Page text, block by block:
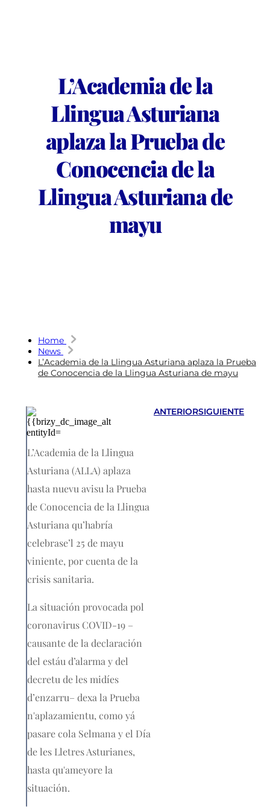
L’Academia de la
Llingua Asturiana
aplaza la Prueba de
Conocencia de la
Llingua Asturiana de
mayu
Home
News
L’Academia de la Llingua Asturiana aplaza la Prueba
de Conocencia de la Llingua Asturiana de mayu
L’Academia de la Llingua
Asturiana (ALLA) aplaza
hasta nuevu avisu la Prueba
de Conocencia de la Llingua
Asturiana qu’habría
celebrase’l 25 de mayu
viniente, por cuenta de la
crisis sanitaria.
La situación provocada pol
coronavirus COVID-19 –
causante de la declaración
del estáu d’alarma y del
decretu de les midíes
d’enzarru– dexa la Prueba
n'aplazamientu, como yá
pasare cola Selmana y el Día
de les Lletres Asturianes,
hasta qu'ameyore la
situación.
ANTERIORSIGUIENTE